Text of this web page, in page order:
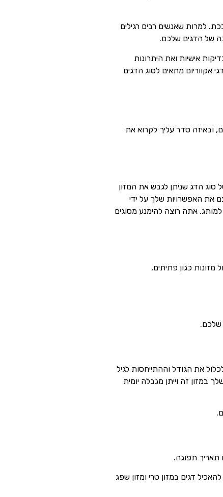
למרות שאנשים רבים רגילים
של הדגים שלכם.
אישיות ואת היתרונות
אקווריום מתאים לסוג הדגים
ובאיזה סדר עליך לקרוא את
סוג הדג שניתן לגבש את המזון
את האפשרויות שלך על ידי
אתה רוצה להימנע מסוגים
כגון פתיתים,
שלכם.
את הגודל וההתייחסות לגיל
במזון זה וייתן מגבלה יומית
תאריך תפוגה.
לפחות 6 עד 12 חודשים לפני התפוגה. יש להאכיל דגים במזון טרי ומזון שפג